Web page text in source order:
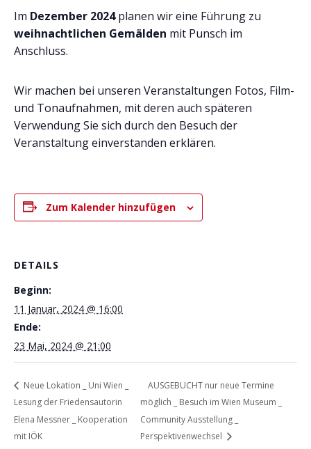
Im Dezember 2024planen wir eine Führung zu
weihnachtlichen Gemälden mit Punsch im
Anschluss.
Wir machen bei unseren Veranstaltungen Fotos, Film-
und Tonaufnahmen, mit deren auch späteren
Verwendung Sie sich durch den Besuch der
Veranstaltung einverstanden erklären.
Zum Kalender hinzufügen
DETAILS
Beginn:
11 Januar, 2024 @ 16:00
Ende:
23 Mai, 2024 @ 21:00
Neue Lokation _ Uni Wien _
Lesung der Friedensautorin
Elena Messner _ Kooperation
mit IÖK
AUSGEBUCHT nur neue Termine
möglich _ Besuch im Wien Museum _
Community Ausstellung _
Perspektivenwechsel